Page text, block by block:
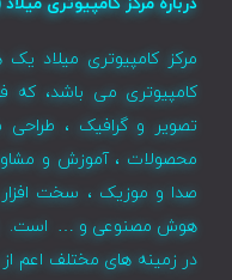
مرکز کامپیوتری میلاد
کامپیوتری می باشد، که
تصویر و گرافیک ، طراحی
محصولات ، آموزش و
صدا و موزیک ، سخت افزار
هوش مصنوعی و … است.
در زمینه های مختلف اعم